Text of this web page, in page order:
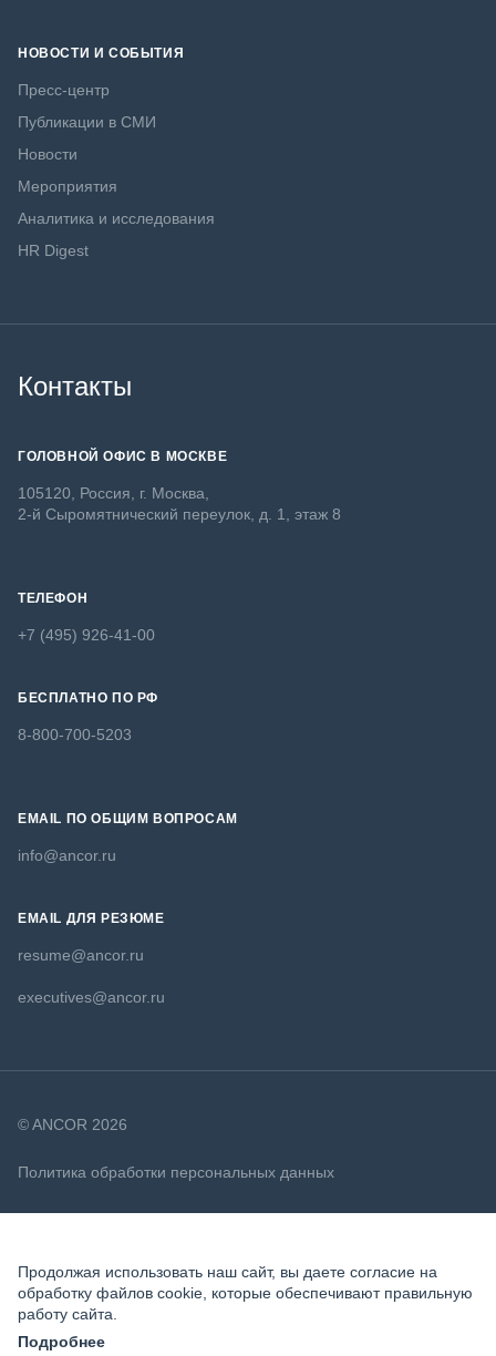
НОВОСТИ И СОБЫТИЯ
Пресс-центр
Публикации в СМИ
Новости
Мероприятия
Аналитика и исследования
HR Digest
Контакты
ГОЛОВНОЙ ОФИС В МОСКВЕ
105120, Россия, г. Москва,
2-й Сыромятнический переулок, д. 1, этаж 8
ТЕЛЕФОН
+7 (495) 926-41-00
БЕСПЛАТНО ПО РФ
8-800-700-5203
EMAIL ПО ОБЩИМ ВОПРОСАМ
info@ancor.ru
EMAIL ДЛЯ РЕЗЮМЕ
resume@ancor.ru
executives@ancor.ru
© ANCOR 2026
Политика обработки персональных данных
Продолжая использовать наш сайт, вы даете согласие на
обработку файлов cookie, которые обеспечивают правильную
работу сайта.
Подробнее